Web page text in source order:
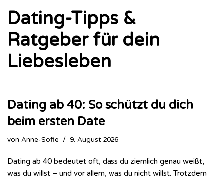
Dating-Tipps &
Ratgeber für dein
Liebesleben
Dating ab 40: So schützt du dich
beim ersten Date
von Anne-Sofie 9. August 2026
Dating ab 40 bedeutet oft, dass du ziemlich genau weißt,
was du willst – und vor allem, was du nicht willst. Trotzdem